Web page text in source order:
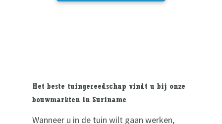
Het beste tuingereedschap vindt u bij onze
bouwmarkten in Suriname
Wanneer u in de tuin wilt gaan werken,